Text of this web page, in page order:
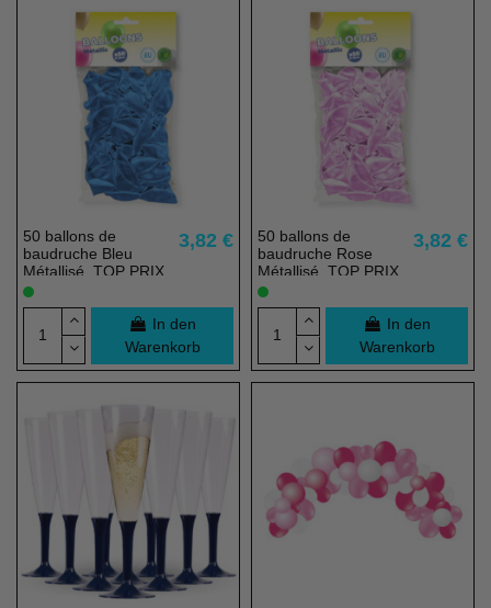
50 ballons de
baudruche Bleu
Métallisé, TOP PRIX
- 23 cm - 100% éco
responsable
3,82 €
In den
Warenkorb
50 ballons de
baudruche Rose
Métallisé, TOP PRIX
- 23 cm - 100% éco
responsable
3,82 €
In den
Warenkorb